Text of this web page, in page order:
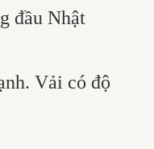
đầu Nhật
Vải có độ